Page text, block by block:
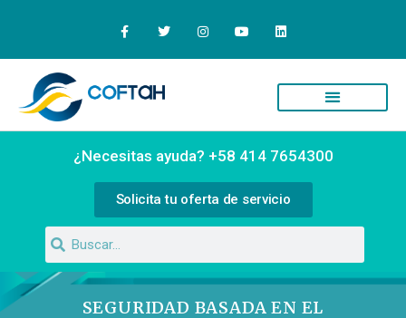
¿Necesitas ayuda? +58 414 7654300
Solicita tu oferta de servicio
SEGURIDAD BASADA EN EL